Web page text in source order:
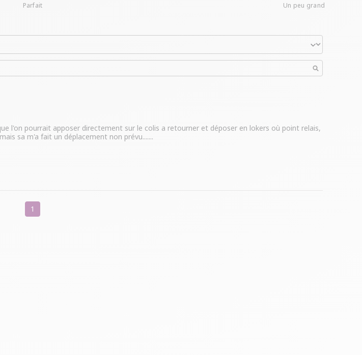
Parfait Un peu grand
l'on pourrait apposer directement sur le colis a retourner et déposer en lokers où point relais,
sa m'a fait un déplacement non prévu.......
1